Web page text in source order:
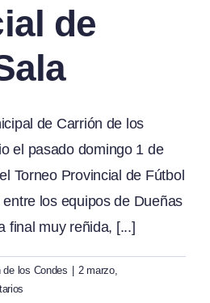
de
de Carrión de los
el pasado domingo 1 de
Torneo Provincial de Fútbol
los equipos de Dueñas
final muy reñida, [...]
de los Condes | 2 marzo,